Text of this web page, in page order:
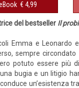
€ 4,99
del bestseller Il
Emma e Leonardo
sempre
potuto essere più
una bugia e un litigio
un’esistenza